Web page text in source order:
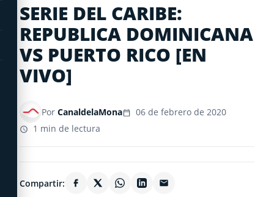
SERIE DEL CARIBE:
REPUBLICA DOMINICANA
VS PUERTO RICO [EN
VIVO]
Por CanaldelaMona
06 de febrero de 2020
1 min de lectura
Compartir: